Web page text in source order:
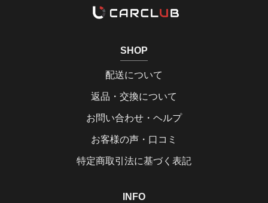
SHOP
配送について
返品・交換について
お問い合わせ・ヘルプ
お客様の声・口コミ
特定商取引法に基づく表記
INFO